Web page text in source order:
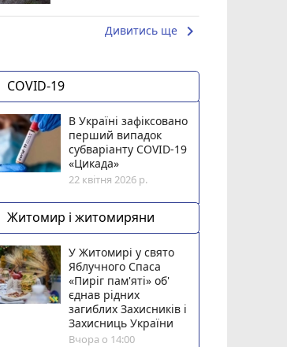
Дивитись ще keyboard_arrow_right
COVID-19
В Україні зафіксовано
перший випадок
субваріанту COVID-19
«Цикада»
22 квітня 2026 р.
Житомир і житомиряни
У Житомирі у свято
Яблучного Спаса
«Пиріг пам'яті» об'
єднав рідних
загиблих Захисників і
Захисниць України
Вчора о 14:00